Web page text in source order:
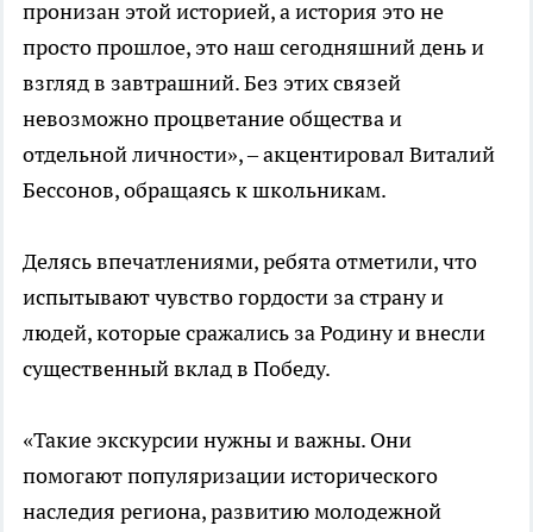
пронизан этой историей, а история это не
просто прошлое, это наш сегодняшний день и
взгляд в завтрашний. Без этих связей
невозможно процветание общества и
отдельной личности», – акцентировал Виталий
Бессонов, обращаясь к школьникам.
Делясь впечатлениями, ребята отметили, что
испытывают чувство гордости за страну и
людей, которые сражались за Родину и внесли
существенный вклад в Победу.
«Такие экскурсии нужны и важны. Они
помогают популяризации исторического
наследия региона, развитию молодежной